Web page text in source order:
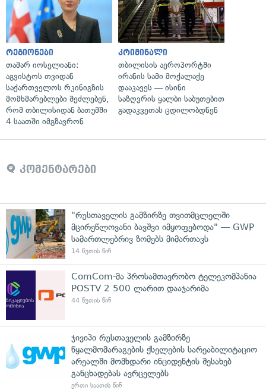
რეგიონები
თამარ იოსელიანი:
აგვისტოს თვიდან
საქართველოს რკინიგზის
მომხმარებლები შეძლებენ,
რომ თბილისიდან ბათუმში
4 საათში იმგზავრონ
კრიმინალი
თბილისის აეროპორტში
ირანის სამი მოქალაქე
დააკავეს — ისინი
საზღვრის ყალბი საბუთებით
გადაკვეთას ცდილობდნენ
კომენტარები
"რუსთაველის გამზირზე თვითმცლელში
მცირეწლოვანი ბავშვი იმყოფებოდა" — GWP
სამართლებრივ ზომებს მიმართავს
14 წუთის წინ
ComCom-მა პროსამთავრობო ტელეკომპანია
POSTV 2 500 ლარით დააჯარიმა
44 წუთის წინ
ჯივიპი რუსთაველის გამზირზე
წყალმომარაგების ქსელების სარეაბილიტაციო
არეალში მომხდარი ინციდენტის შესახებ
განცხადებას ავრცელებს
ერთი საათის წინ